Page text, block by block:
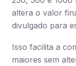
altera o valor
divulgado para
Isso facilita a
maiores sem